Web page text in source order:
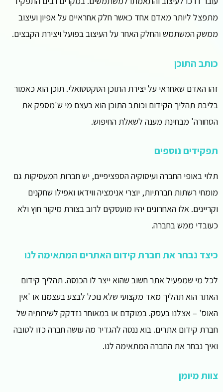
מתפצל ליותר מאדם אחד כאשר חלק אחראיים על אפיון ועיצוב
ממשק המשתמש והחלק האחר על העיצוב בפועל ויצירת הקבצים.
כותב התוכן
זהו האדם שאחראי על יצירת התוכן הטקסטואלי. תוכן הוא כאמור
בליבת תהליך הקידום וכותב התוכן הוא בעצם מי ש'מספק את
הסחורה' מבחינת מענה לשאלת החיפוש.
תפקידים נוספים
תלוי באופי החברה ועיסוקיה הספציפיים, יש חברות המעסיקות גם
מומחי רשתות חברתיות, יוצרי אנימציה ווידאו ואפילו שחקנים
וקריינים. אלו האחרונים יהיו מועסקים לרוב בצורת מיקור חוץ ולא
כעובדי ממש בחברה.
כיצד נבחר את חברת קידום האתרים המתאימה לנו
לכל מי שמפעיל אתר חשוב שהוא ייצר לו הכנסה. תהליך קידום
האתר הוא תהליך מאד מקצועי שלא נוכל לבצע בעצמנו או 'אין
האוס' – אצלנו בעסק. במוקדם או במאוחר נזדקק לשירותיה של
חברת קידום אתרים. בוא ננסה להגדיר מה עושה חברה כזו לטובה
ואיך נבחר את החברה המתאימה לנו.
צוות מיומן